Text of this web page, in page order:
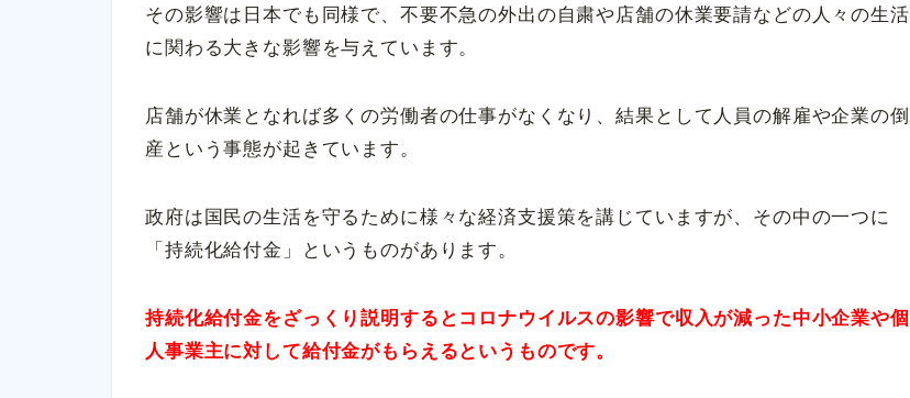
その影響は日本でも同様で、不要不急の外出の自粛や店舗の休業要請などの人々の生活
に関わる大きな影響を与えています。
店舗が休業となれば多くの労働者の仕事がなくなり、結果として人員の解雇や企業の倒
産という事態が起きています。
政府は国民の生活を守るために様々な経済支援策を講じていますが、その中の一つに
「持続化給付金」というものがあります。
持続化給付金をざっくり説明するとコロナウイルスの影響で収入が減った中小企業や個
人事業主に対して給付金がもらえるというものです。